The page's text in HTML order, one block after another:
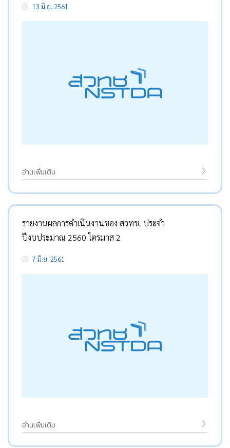
13 มิ.ย. 2561
อ่านเพิ่มเติม
รายงานผลการดำเนินงานของ สวทช. ประจำ
ปีงบประมาณ 2560 ไตรมาส 2
7 มิ.ย. 2561
อ่านเพิ่มเติม